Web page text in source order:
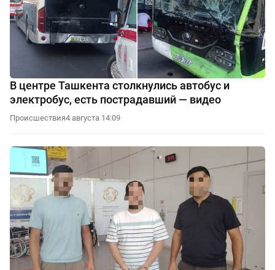
В центре Ташкента столкнулись автобус и
электробус, есть пострадавший — видео
Происшествия4 августа 14:09